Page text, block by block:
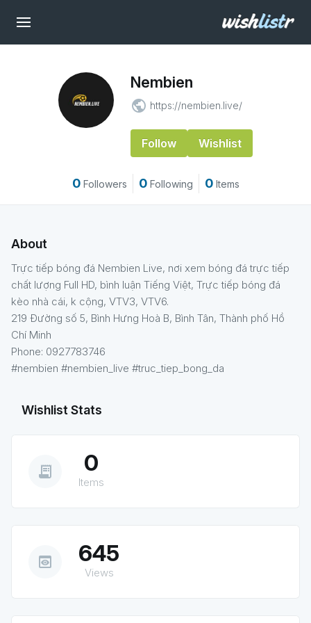
Nembien
public https://nembien.live/
Follow Wishlist
0 Followers 0 Following 0 Items
About
Trực tiếp bóng đá Nembien Live, nơi xem bóng đá trực tiếp
chất lượng Full HD, bình luận Tiếng Việt, Trực tiếp bóng đá
kèo nhà cái, k cộng, VTV3, VTV6.
219 Đường số 5, Bình Hưng Hoà B, Bình Tân, Thành phố Hồ
Chí Minh
Phone: 0927783746
#nembien #nembien_live #truc_tiep_bong_da
Wishlist Stats
receipt_long 0
Items
preview 645
Views